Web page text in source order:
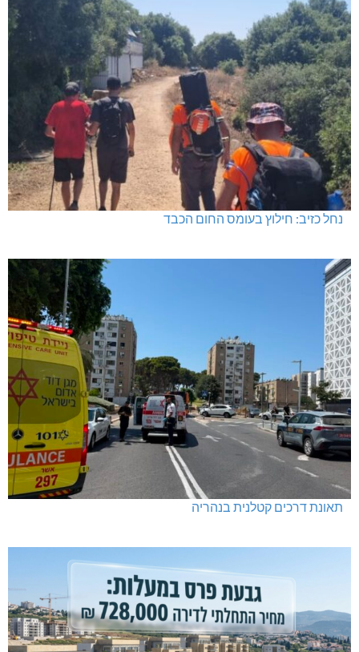
נחל כזיב: חילוץ בעומס החום הכבד
תאונת דרכים קטלנית בנהריה